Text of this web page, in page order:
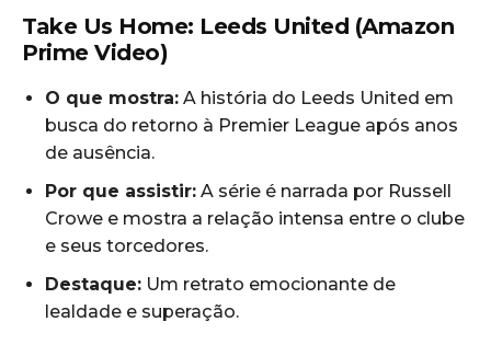
Take Us Home: Leeds United (Amazon
Prime Video)
O que mostra: A história do Leeds United em
busca do retorno à Premier League após anos
de ausência.
Por que assistir: A série é narrada por Russell
Crowe e mostra a relação intensa entre o clube
e seus torcedores.
Destaque: Um retrato emocionante de
lealdade e superação.